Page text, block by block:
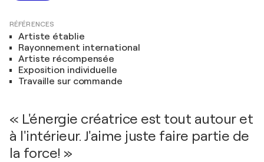
RÉFÉRENCES
Artiste établie
Rayonnement international
Artiste récompensée
Exposition individuelle
Travaille sur commande
« L'énergie créatrice est tout autour et
à l'intérieur. J'aime juste faire partie de
la force! »